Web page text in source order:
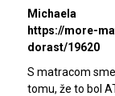
Michaela
https://more-
dorast/19620
S matracom
tomu, že to bol